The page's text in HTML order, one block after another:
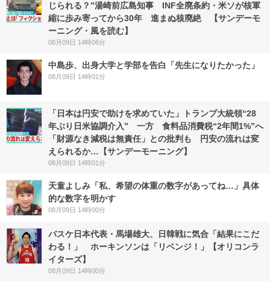
じられる？”湯崎前広島知事 INF全廃条約・米ソが核軍
縮に歩み寄ってから30年 進まぬ核廃絶 【サンデーモ
ーニング・風を読む】
08月09日 14時06分
中島歩、出身大学と学部を告白「先生になりたかった」
08月09日 14時01分
「日本は円安で助けを求めていた」トランプ大統領“28
年ぶり日米協調介入” 一方 食料品消費税“2年間1%”へ
「財源なき減税は無責任」との批判も 円安の流れは変
えられるか…【サンデーモーニング】
08月09日 14時01分
天童よしみ「私、希望の体重の数字があってね…」具体
的な数字を明かす
08月09日 14時00分
バスケ日本代表・馬場雄大、日韓戦に気合「結果にこだ
わる！」 ホーキンソンは「リベンジ！」【オリコンラ
イターズ】
08月09日 14時00分